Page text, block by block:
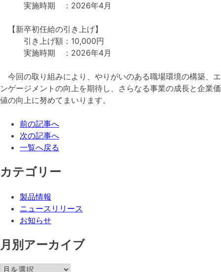
実施時期 ：2026年4月
【新卒初任給の引き上げ】
引き上げ額：10,000円
実施時期 ：2026年4月
今回の取り組みにより、やりがいのある職場環境の構築、エ
ンゲージメントの向上を期待し、さらなる事業の成長と企業価
値の向上に努めてまいります。
前の記事へ
次の記事へ
一覧へ戻る
カテゴリー
製品情報
ニュースリリース
お知らせ
月別アーカイブ
月